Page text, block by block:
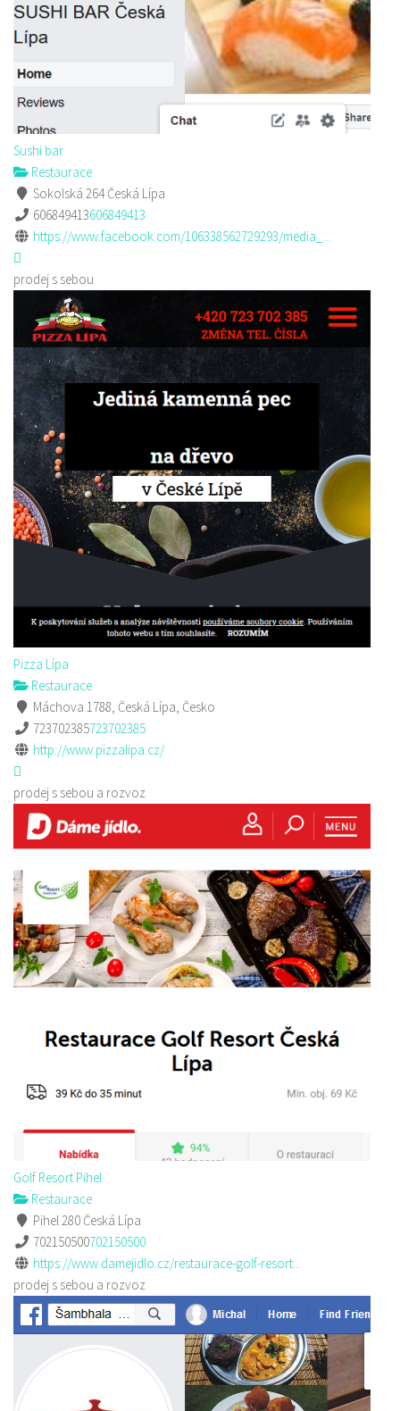
Sushi bar
Restaurace
Sokolská 264 Česká Lípa
606849413606849413
https://www.facebook.com/106338562729293/media_...
prodej s sebou
Pizza Lípa
Restaurace
Máchova 1788, Česká Lípa, Česko
723702385723702385
http://www.pizzalipa.cz/
prodej s sebou a rozvoz
Golf Resort Pihel
Restaurace
Pihel 280 Česká Lípa
702150500702150500
https://www.damejidlo.cz/restaurace-golf-resort...
prodej s sebou a rozvoz